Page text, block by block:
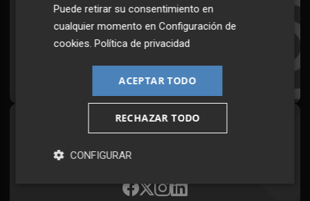
Suscríbete al Boletín
Todos los días a primera hora en tu email
Síguenos en redes
Plaza Podcast, desde cualquier medio
Puede retirar su consentimiento en
cualquier momento enConfiguración de
cookies.Política de privacidad
ACEPTAR TODO
RECHAZAR TODO
CONFIGURAR